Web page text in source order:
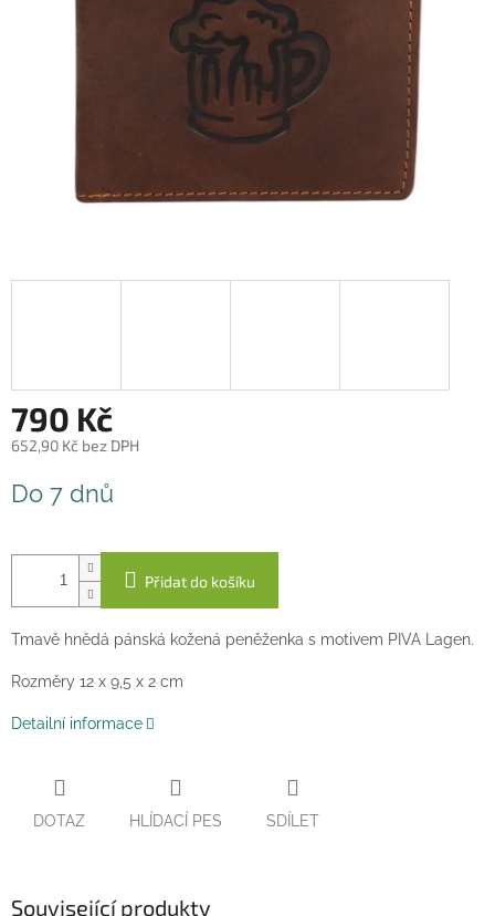
790 Kč
652,90 Kč bez DPH
cena:
Do 7 dnů
Přidat do košíku
Tmavě hnědá pánská kožená peněženka s motivem PIVA Lagen.
Rozměry 12 x 9,5 x 2 cm
Detailní informace
DOTAZ HLÍDACÍ PES SDÍLET
Související produkty